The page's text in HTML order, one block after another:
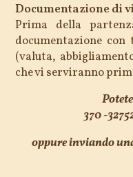
Documentazione di
Prima della
documentazione
(valuta,
che vi serviranno
370 -
oppure inviando